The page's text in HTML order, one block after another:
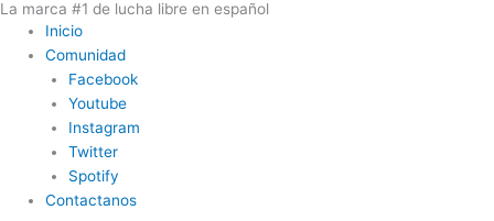
Ir
contenido
La marca #1 de lucha libre en español
Inicio
Comunidad
Facebook
Youtube
Instagram
Twitter
Spotify
Contactanos